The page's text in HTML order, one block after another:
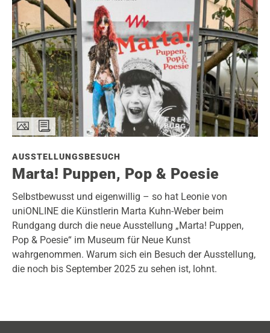
AUSSTELLUNGSBESUCH
Marta! Puppen, Pop & Poesie
Selbstbewusst und eigenwillig – so hat Leonie von
uniONLINE die Künstlerin Marta Kuhn-Weber beim
Rundgang durch die neue Ausstellung „Marta! Puppen,
Pop & Poesie“ im Museum für Neue Kunst
wahrgenommen. Warum sich ein Besuch der Ausstellung,
die noch bis September 2025 zu sehen ist, lohnt.